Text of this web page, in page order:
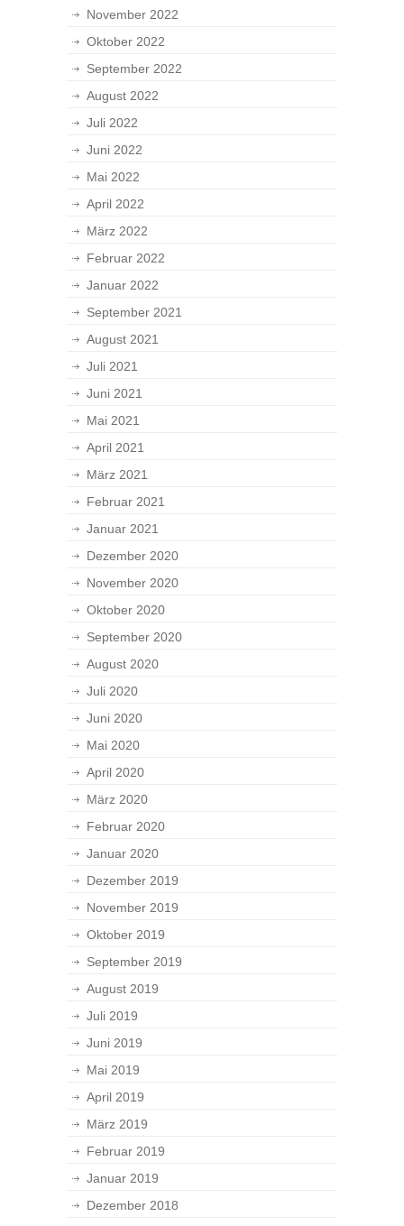
November 2022
Oktober 2022
September 2022
August 2022
Juli 2022
Juni 2022
Mai 2022
April 2022
März 2022
Februar 2022
Januar 2022
September 2021
August 2021
Juli 2021
Juni 2021
Mai 2021
April 2021
März 2021
Februar 2021
Januar 2021
Dezember 2020
November 2020
Oktober 2020
September 2020
August 2020
Juli 2020
Juni 2020
Mai 2020
April 2020
März 2020
Februar 2020
Januar 2020
Dezember 2019
November 2019
Oktober 2019
September 2019
August 2019
Juli 2019
Juni 2019
Mai 2019
April 2019
März 2019
Februar 2019
Januar 2019
Dezember 2018